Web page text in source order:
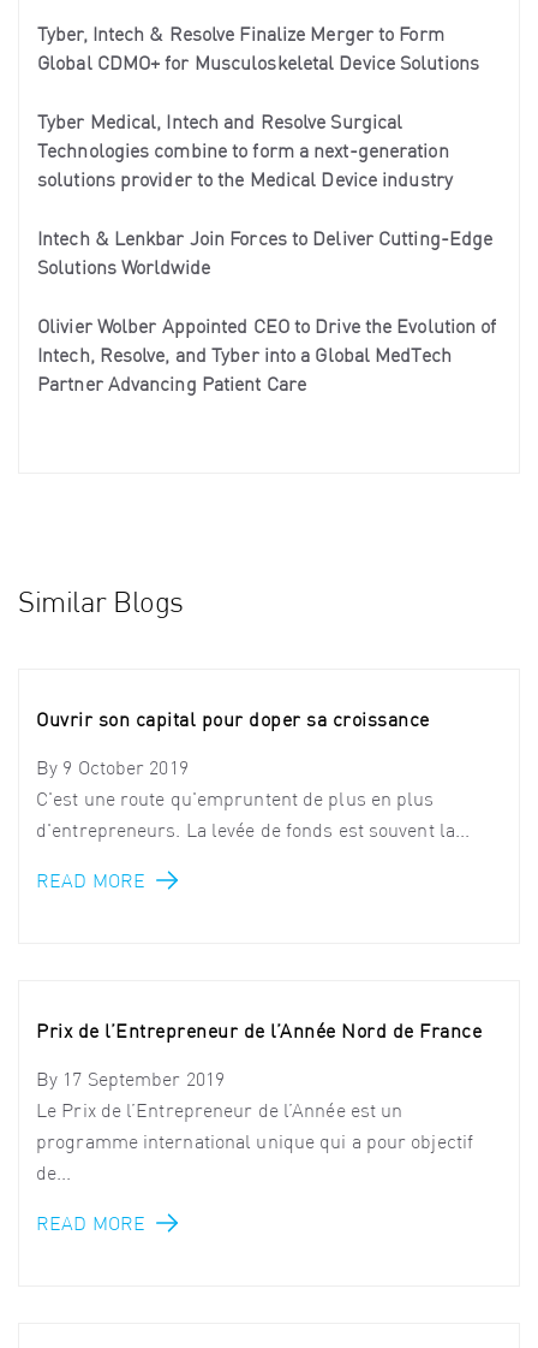
Tyber, Intech & Resolve Finalize Merger to Form
Global CDMO+ for Musculoskeletal Device Solutions
Tyber Medical, Intech and Resolve Surgical
Technologies combine to form a next-generation
solutions provider to the Medical Device industry
Intech & Lenkbar Join Forces to Deliver Cutting-Edge
Solutions Worldwide
Olivier Wolber Appointed CEO to Drive the Evolution of
Intech, Resolve, and Tyber into a Global MedTech
Partner Advancing Patient Care
Similar Blogs
Ouvrir son capital pour doper sa croissance
By 9 October 2019
C'est une route qu'empruntent de plus en plus
d'entrepreneurs. La levée de fonds est souvent la...
READ MORE
Prix de l’Entrepreneur de l’Année Nord de France
By 17 September 2019
Le Prix de l’Entrepreneur de l’Année est un
programme international unique qui a pour objectif
de...
READ MORE